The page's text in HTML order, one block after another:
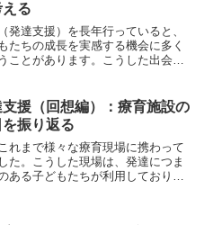
る
発達支援）を長年行っていると、
たちの成長を実感する機会に多く
ことがあります。こうした出会い
の成果は、複合的な要因が影響し
ことが多いため、...
援（回想編）：療育施設の
振り返る
れまで様々な療育現場に携わって
た。こうした現場は、発達につま
ある子どもたちが利用しており、